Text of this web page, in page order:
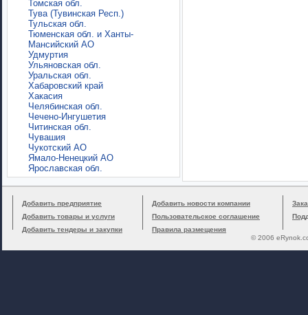
Томская обл.
Тува (Тувинская Респ.)
Тульская обл.
Тюменская обл. и Ханты-
Мансийский АО
Удмуртия
Ульяновская обл.
Уральская обл.
Хабаровский край
Хакасия
Челябинская обл.
Чечено-Ингушетия
Читинская обл.
Чувашия
Чукотский АО
Ямало-Ненецкий АО
Ярославская обл.
Добавить предприятие
Добавить товары и услуги
Добавить тендеры и закупки
Добавить новости компании
Пользовательское соглашение
Правила размещения
© 2006